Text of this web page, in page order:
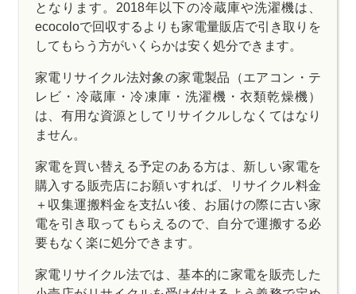
となります。2018年以下の冷蔵庫や洗濯機は、
ecocoloで回収するよりも家電量販店で引き取りを
してもらう方がいくらかは安く処分できます。
家電リサイクル法対象の家電製品（エアコン・テ
レビ・冷蔵庫・冷凍庫・洗濯機・衣類乾燥機）
は、有用な資源としてリサイクルしなくてはなり
ません。
家電を買い替える予定のある方は、新しい家電を
購入する販売店にお願いすれば、リサイクル料金
＋収集運搬料金を支払い後、お届けの際に古い家
電を引き取ってもらえるので、自分で運搬する必
要もなく楽に処分できます。
家電リサイクル法では、基本的に家電を販売した